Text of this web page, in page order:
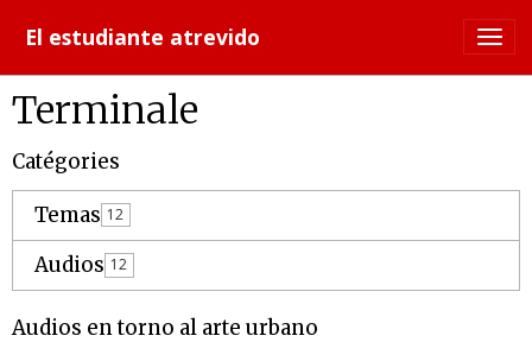
El estudiante atrevido
Terminale
Catégories
Temas 12
Audios 12
Audios en torno al arte urbano